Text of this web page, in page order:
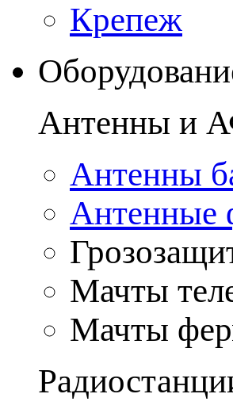
Крепеж
Антенны и
Антенны
Антенные
Мачты
Мачты